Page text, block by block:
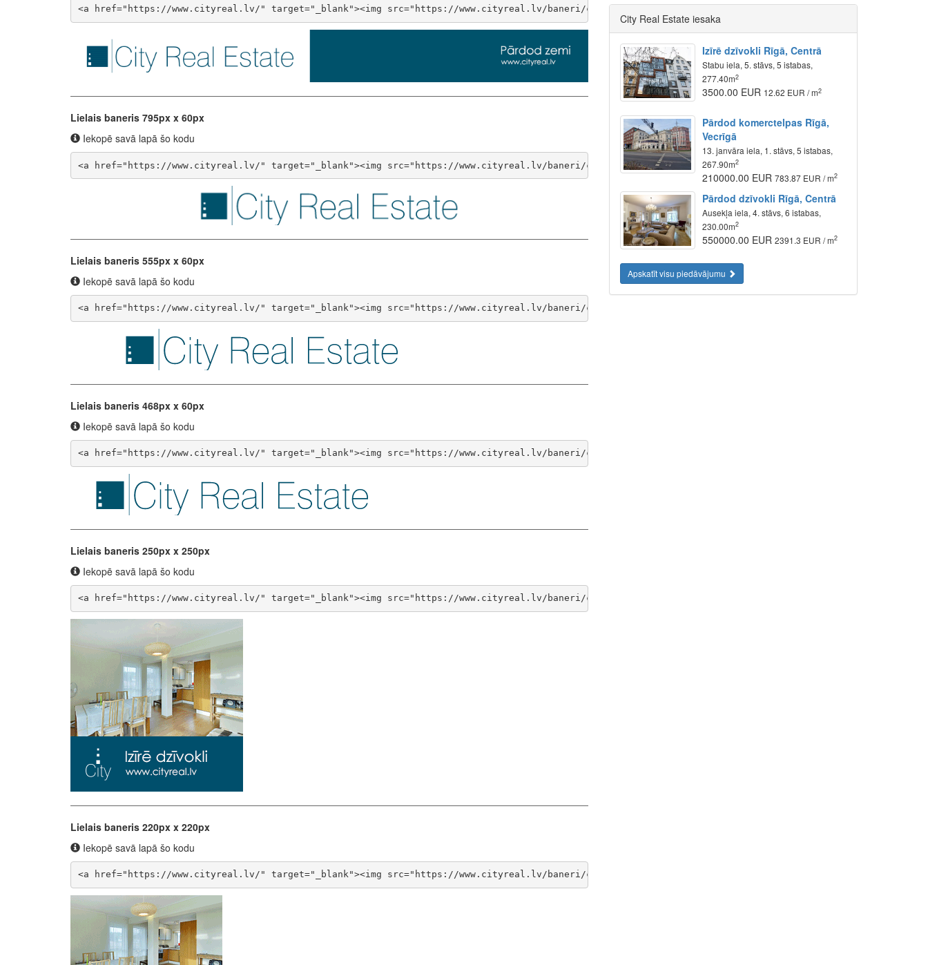
<a href="https://www.cityreal.lv/" target="_blank"><img src="https://www.cityreal.lv/baneri/cityreal_980_100_lv.gif" width="980" height="100"
Lielais baneris 795px x 60px
Iekopē savā lapā šo kodu
<a href="https://www.cityreal.lv/" target="_blank"><img src="https://www.cityreal.lv/baneri/cityreal_795_60_lv.gif" width="795" height="60" style="border-
Lielais baneris 555px x 60px
Iekopē savā lapā šo kodu
<a href="https://www.cityreal.lv/" target="_blank"><img src="https://www.cityreal.lv/baneri/cityreal_555_60_lv.gif" width="555" height="60" style="border-
Lielais baneris 468px x 60px
Iekopē savā lapā šo kodu
<a href="https://www.cityreal.lv/" target="_blank"><img src="https://www.cityreal.lv/baneri/cityreal_468_60_lv.gif" width="468" height="60" style="border-
Lielais baneris 250px x 250px
Iekopē savā lapā šo kodu
<a href="https://www.cityreal.lv/" target="_blank"><img src="https://www.cityreal.lv/baneri/cityreal_250_250_lv.gif" width="250" height="250"
Lielais baneris 220px x 220px
Iekopē savā lapā šo kodu
<a href="https://www.cityreal.lv/" target="_blank"><img src="https://www.cityreal.lv/baneri/cityreal_220_220_lv.gif" width="220" height="220"
City Real Estate iesaka
Izīrē dzīvokli Rīgā, Centrā
Stabu iela, 5. stāvs, 5 istabas,
277.40m2
3500.00 EUR 12.62 EUR / m2
Pārdod komerctelpas Rīgā,
Vecrīgā
13. janvāra iela, 1. stāvs, 5 istabas,
267.90m2
210000.00 EUR783.87 EUR / m2
Pārdod dzīvokli Rīgā, Centrā
Ausekļa iela, 4. stāvs, 6 istabas,
230.00m2
550000.00 EUR2391.3 EUR / m2
Apskatīt visu piedāvājumu